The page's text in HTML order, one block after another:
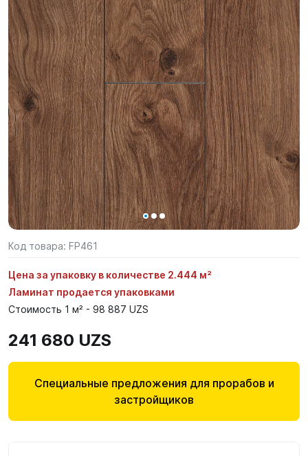
Код товара: FP461
Цена за упаковку в количестве 2.444 м²
Ламинат продается упаковками
Стоимость 1 м² - 98 887 UZS
241 680 UZS
Специальные предложения для прорабов и
застройщиков